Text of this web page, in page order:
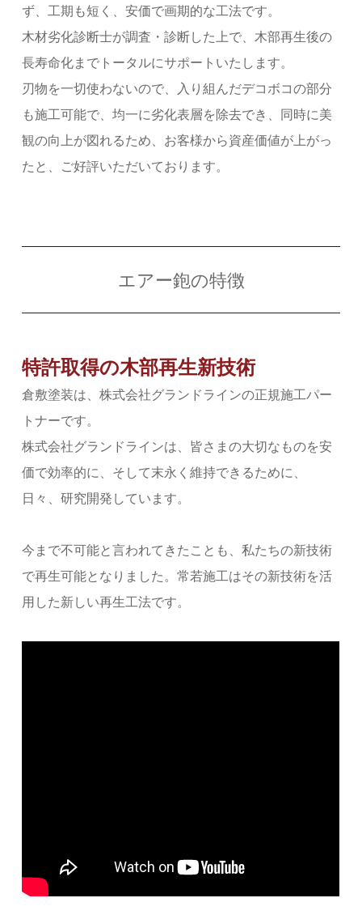
ず、工期も短く、安価で画期的な工法です。
木材劣化診断士が調査・診断した上で、木部再生後の
長寿命化までトータルにサポートいたします。
刃物を一切使わないので、入り組んだデコボコの部分
も施工可能で、均一に劣化表層を除去でき、同時に美
観の向上が図れるため、お客様から資産価値が上がっ
たと、ご好評いただいております。
エアー鉋の特徴
特許取得の木部再生新技術
倉敷塗装は、株式会社グランドラインの正規施工パー
トナーです。
株式会社グランドラインは、皆さまの大切なものを安
価で効率的に、そして末永く維持できるために、
日々、研究開発しています。
今まで不可能と言われてきたことも、私たちの新技術
で再生可能となりました。常若施工はその新技術を活
用した新しい再生工法です。